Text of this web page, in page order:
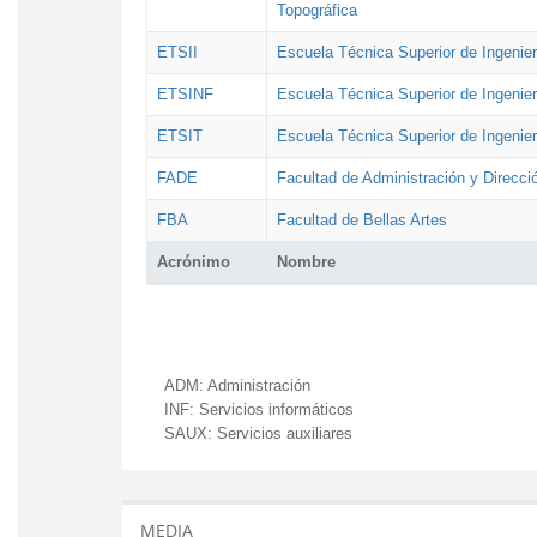
Acrónimo Nombre
Topográfica
ETSII Escuela Técnica Superior de
ETSINF Escuela Técnica Superior de
ETSIT Escuela Técnica Superior de
FADE Facultad de Administración y
FBA Facultad de Bellas Artes
ADM: Administración
INF: Servicios informáticos
SAUX: Servicios auxiliares
MEDIA